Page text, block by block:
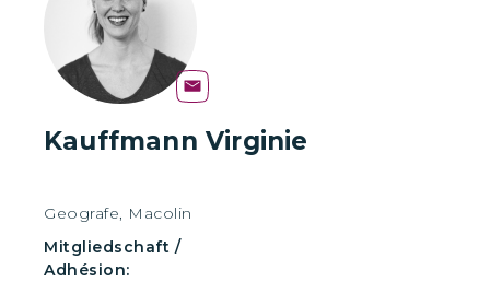
Kauffmann Virginie
Geografe, Macolin
Mitgliedschaft /
Adhésion: